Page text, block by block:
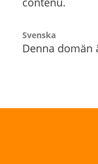
Svenska
Denna domän